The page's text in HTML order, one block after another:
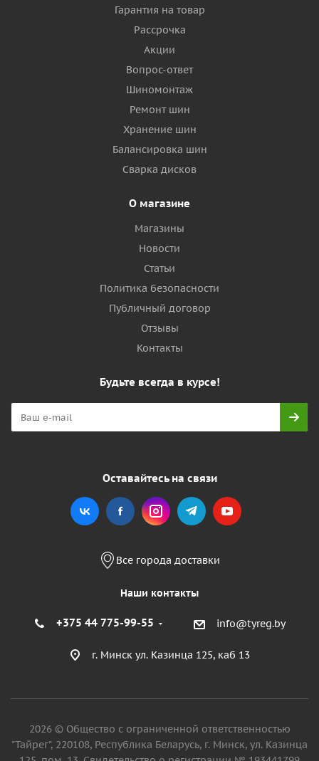
Гарантия на товар
Рассрочка
Акции
Вопрос-ответ
Шиномонтаж
Ремонт шин
Хранение шин
Балансировка шин
Сварка дисков
О магазине
Магазины
Новости
Статьи
Политика безопасности
Публичный договор
Отзывы
Контакты
Будьте всегда в курсе!
Оставайтесь на связи
Все города доставки
Наши контакты
+375 44 775-99-55 info@tyreg.by
г. Минск ул. Казинца 125, каб 13
2026 © Общество с ограниченной ответственностью
"Тайрег", 220108, Республика Беларусь, г. Минск, ул. Казинца